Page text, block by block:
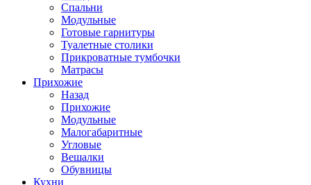
Спальни
Модульные
Готовые гарнитуры
Туалетные столики
Прикроватные тумбочки
Матрасы
Прихожие
Назад
Прихожие
Модульные
Малогабаритные
Угловые
Вешалки
Обувницы
Кухни